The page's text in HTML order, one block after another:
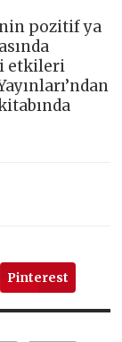
pozitif ya
etkileri
Pinterest